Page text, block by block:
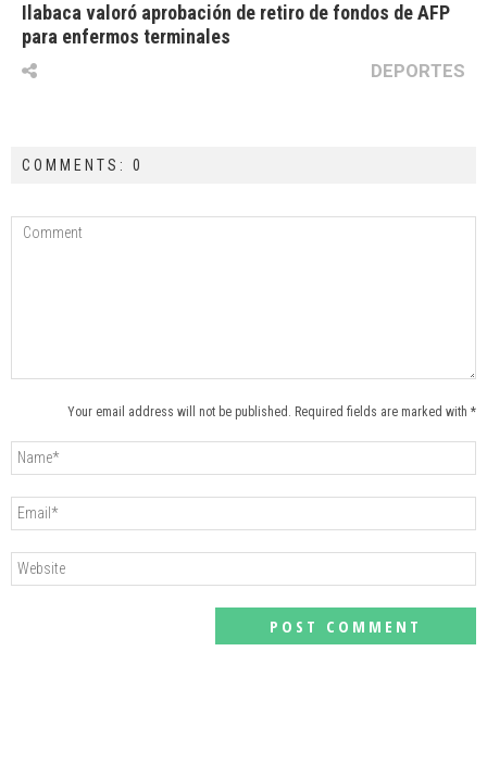
Ilabaca valoró aprobación de retiro de fondos de AFP
para enfermos terminales
DEPORTES
COMMENTS: 0
Your email address will not be published. Required fields are marked with *